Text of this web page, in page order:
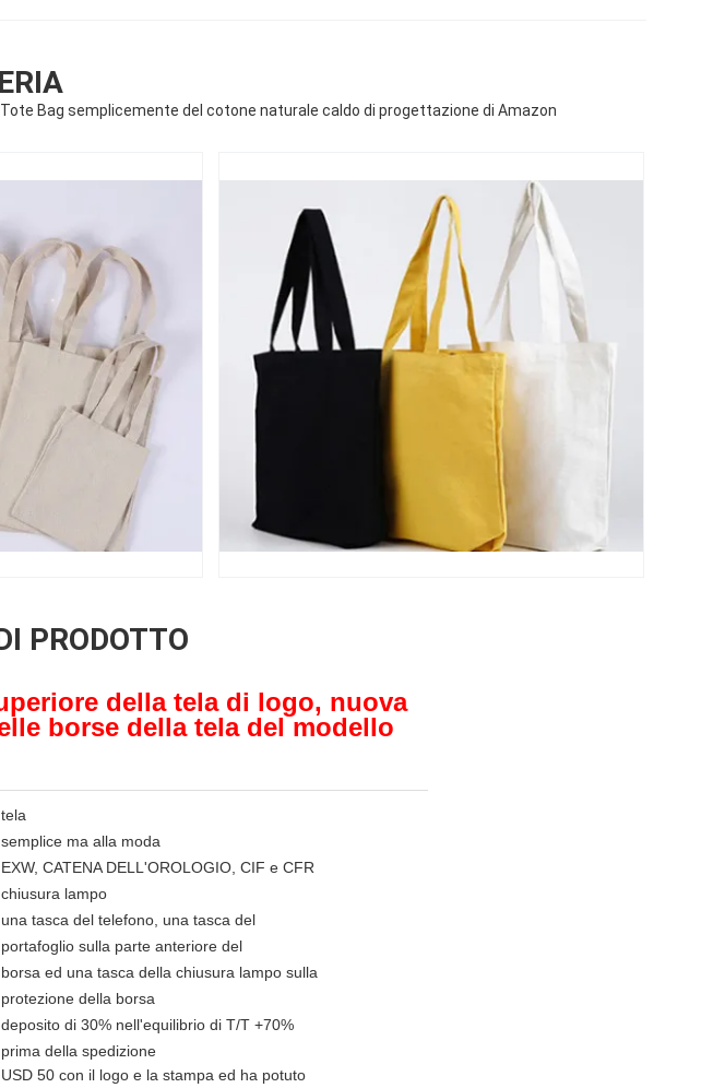
Bag semplicemente del cotone naturale caldo di progettazione di Amazon
PRODOTTO
della tela di logo, nuova
borse della tela del modello
tela
semplice ma alla moda
EXW, CATENA DELL'OROLOGIO, CIF e CFR
chiusura lampo
una tasca del telefono, una tasca del
portafoglio sulla parte anteriore del
borsa ed una tasca della chiusura lampo sulla
protezione della borsa
deposito di 30% nell'equilibrio di T/T +70%
prima della spedizione
USD 50 con il logo e la stampa ed ha potuto